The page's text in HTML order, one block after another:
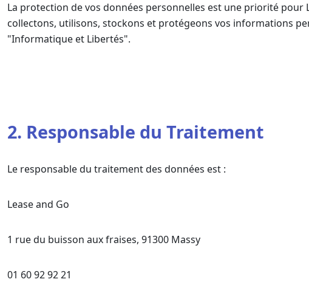
La protection de vos données personnelles est une priorité
collectons, utilisons, stockons et protégeons vos informations
"Informatique et Libertés".
2. Responsable du Traitement
Le responsable du traitement des données est :
Lease and Go
1 rue du buisson aux fraises, 91300 Massy
01 60 92 92 21